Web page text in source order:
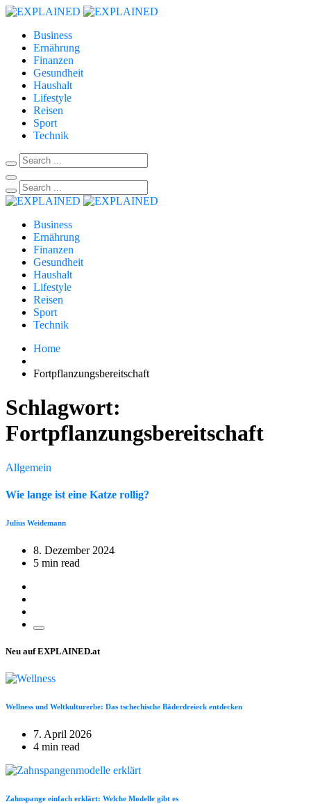
Business
Ernährung
Finanzen
Gesundheit
Haushalt
Lifestyle
Reisen
Sport
Technik
Business
Ernährung
Finanzen
Gesundheit
Haushalt
Lifestyle
Reisen
Sport
Technik
Home
Fortpflanzungsbereitschaft
Schlagwort:
Fortpflanzungsbereitschaft
Allgemein
Wie lange ist eine Katze rollig?
Julius Weidemann
8. Dezember 2024
5 min read
Neu auf EXPLAINED.at
Wellness und Weltkulturerbe: Das tschechische Bäderdreieck entdecken
7. April 2026
4 min read
Zahnspange einfach erklärt: Welche Modelle gibt es